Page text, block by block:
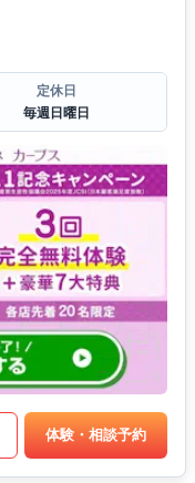
定休日
毎週日曜日
体験・相談予約